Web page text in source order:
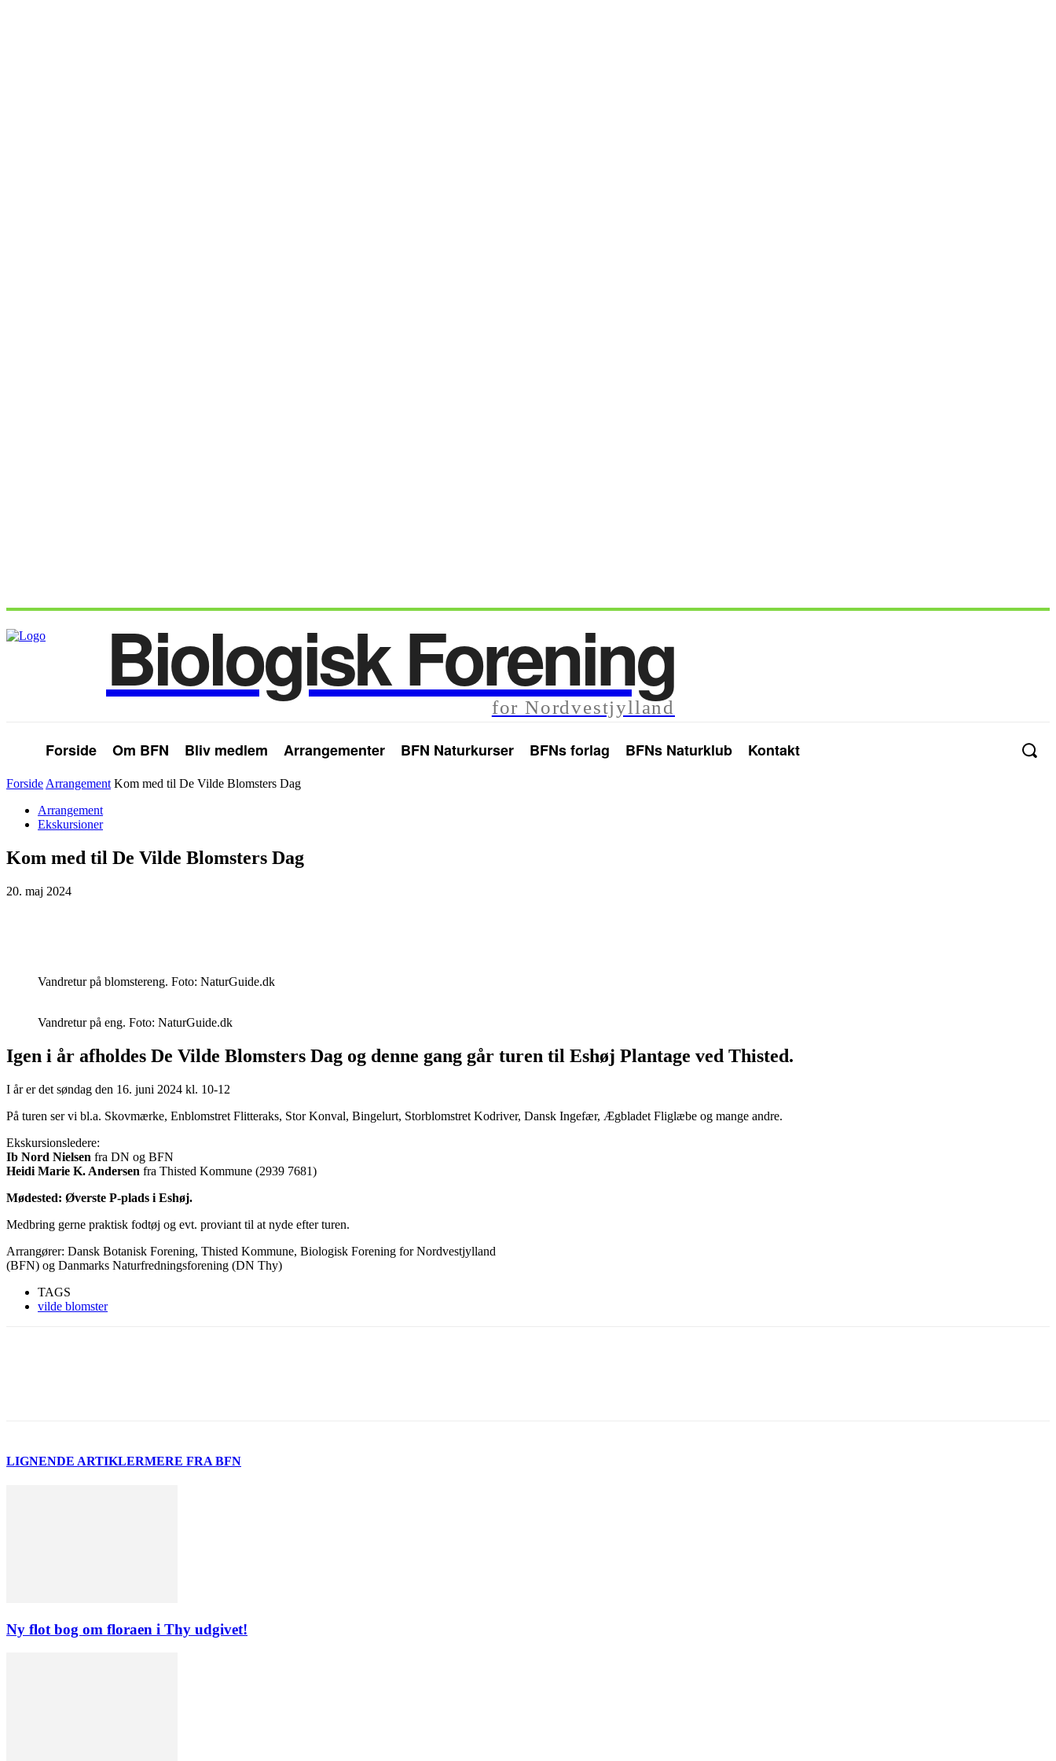
Biologisk Forening
for Nordvestjylland
Forside Om BFN Bliv medlem Arrangementer BFN Naturkurser BFNs forlag BFNs Naturklub Kontakt
Forside Arrangement Kom med til De Vilde Blomsters Dag
Arrangement
Ekskursioner
Kom med til De Vilde Blomsters Dag
20. maj 2024
Vandretur på blomstereng. Foto: NaturGuide.dk
Vandretur på eng. Foto: NaturGuide.dk
Igen i år afholdes De Vilde Blomsters Dag og denne gang går turen til Eshøj Plantage ved Thisted.
I år er det søndag den 16. juni 2024 kl. 10-12
På turen ser vi bl.a. Skovmærke, Enblomstret Flitteraks, Stor Konval, Bingelurt, Storblomstret Kodriver, Dansk Ingefær, Ægbladet Fliglæbe og mange andre.
Ekskursionsledere:
Ib Nord Nielsen fra DN og BFN
Heidi Marie K. Andersen fra Thisted Kommune (2939 7681)
Mødested: Øverste P-plads i Eshøj.
Medbring gerne praktisk fodtøj og evt. proviant til at nyde efter turen.
Arrangører: Dansk Botanisk Forening, Thisted Kommune, Biologisk Forening for Nordvestjylland
(BFN) og Danmarks Naturfredningsforening (DN Thy)
TAGS
vilde blomster
LIGNENDE ARTIKLERMERE FRA BFN
Ny flot bog om floraen i Thy udgivet!